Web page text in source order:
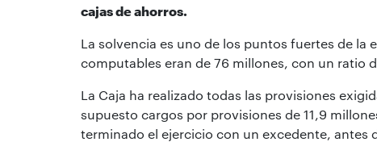
cajas de ahorros.
La solvencia es uno de los puntos fuertes de la
computables eran de 76 millones, con un ratio
La Caja ha realizado todas las provisiones
supuesto cargos por provisiones de 11,9
terminado el ejercicio con un excedente, antes